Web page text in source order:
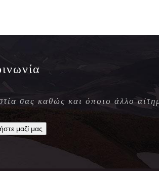
σας καθώς και όποιο άλλο
μαζί μας